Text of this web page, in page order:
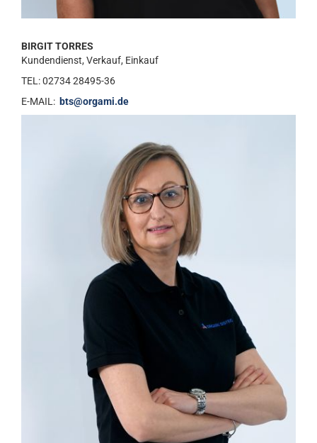
BIRGIT TORRES
Kundendienst, Verkauf, Einkauf
TEL: 02734 28495-36
E-MAIL: bts@orgami.de